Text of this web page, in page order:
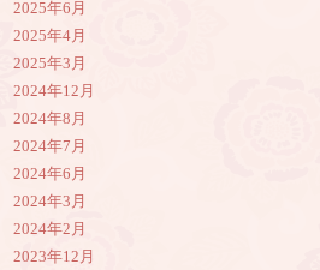
2025年6月
2025年4月
2025年3月
2024年12月
2024年8月
2024年7月
2024年6月
2024年3月
2024年2月
2023年12月